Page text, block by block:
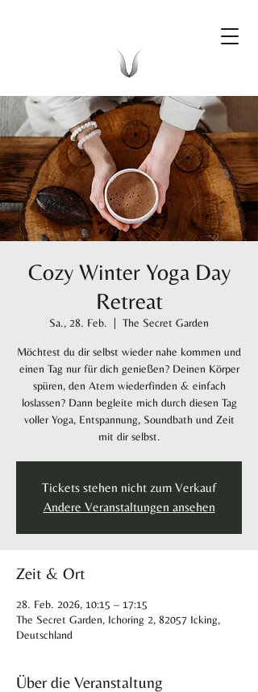
Cozy Winter Yoga Day
Retreat
Sa., 28. Feb. The Secret Garden
Möchtest du dir selbst wieder nahe kommen und
einen Tag nur für dich genießen? Deinen Körper
spüren, den Atem wiederfinden & einfach
loslassen? Dann begleite mich durch diesen Tag
voller Yoga, Entspannung, Soundbath und Zeit
mit dir selbst.
Tickets stehen nicht zum Verkauf
Andere Veranstaltungen ansehen
Zeit & Ort
28. Feb. 2026, 10:15 – 17:15
The Secret Garden, Ichoring 2, 82057 Icking,
Deutschland
Über die Veranstaltung